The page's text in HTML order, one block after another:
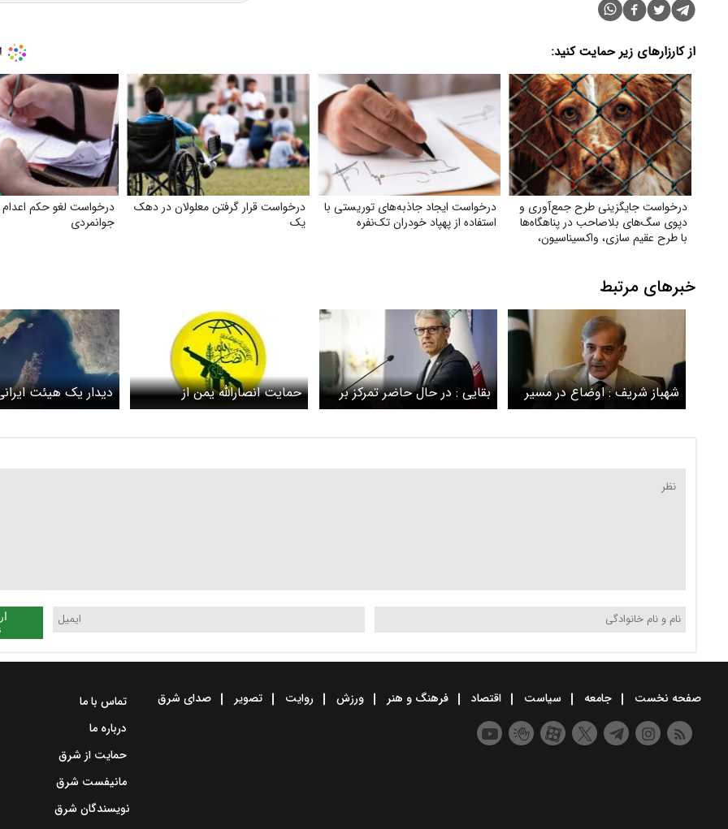
از کارزارهای زیر حمایت کنید:
درخواست جایگزینی طرح جمع‌آوری و
دپوی سگ‌های بلاصاحب در پناهگاه‌ها
با طرح عقیم سازی، واکسیناسیون،
درخواست ایجاد جاذبه‌های توریستی با
استفاده از پهپاد خودران تک‌نفره
درخواست قرار گرفتن معلولان در دهک
یک
درخواست لغو حکم
جوانمردی
خبرهای مرتبط
شهباز شریف : اوضاع در مسیر
درست برای پایان دادن به جنگ
بقایی : در حال حاضر تمرکز بر
خاتمه جنگ است / امضای
موضوعات مورد گفت‌وگو به
حمایت انصارالله یمن از
مذاکرات ایران و آمریکا / تهران
دیدار یک هیئت
خارجه عمان درباره
صفحه نخست جامعه سیاست اقتصاد فرهنگ و هنر ورزش روایت تصویر صدای شرق
تماس با ما
درباره ما
حمایت از شرق
مانیفست شرق
نویسندگان شرق